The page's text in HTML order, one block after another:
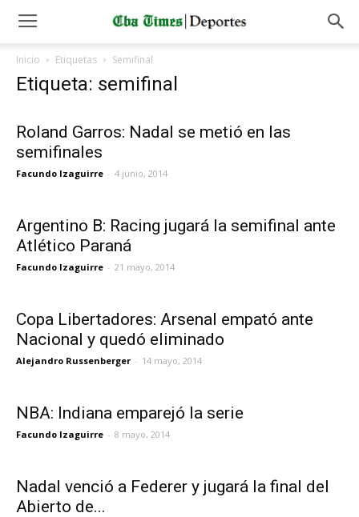
Inicio Etiquetas Semifinal
Etiqueta: semifinal
Roland Garros: Nadal se metió en las
semifinales
Facundo Izaguirre - 4 junio, 2014
Argentino B: Racing jugará la semifinal ante
Atlético Paraná
Facundo Izaguirre - 21 mayo, 2014
Copa Libertadores: Arsenal empató ante
Nacional y quedó eliminado
Alejandro Russenberger - 14 mayo, 2014
NBA: Indiana emparejó la serie
Facundo Izaguirre - 8 mayo, 2014
Nadal venció a Federer y jugará la final del
Abierto de...